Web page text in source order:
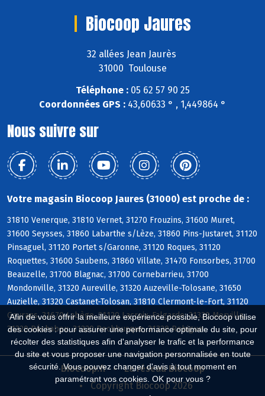
Afin de vous offrir la meilleure expérience possible, Biocoop utilise
des cookies : pour assurer une performance optimale du site, pour
récolter des statistiques afin d'analyser le trafic et la performance
du site et vous proposer une navigation personnalisée en toute
sécurité. Vous pouvez changer d'avis à tout moment en
paramétrant vos cookies. OK pour vous ?
Biocoop Jaures
32 allées Jean Jaurès
31000 Toulouse
Téléphone :05 62 57 90 25
Coordonnées GPS : 43,60633 ° , 1,449864 °
Nous suivre sur
Votre magasin Biocoop Jaures (31000) est proche de :
31810 Venerque, 31810 Vernet, 31270 Frouzins, 31600 Muret,
31600 Seysses, 31860 Labarthe s/Lèze, 31860 Pins-Justaret, 31120
Pinsaguel, 31120 Portet s/Garonne, 31120 Roques, 31120
Roquettes, 31600 Saubens, 31860 Villate, 31470 Fonsorbes, 31700
Beauzelle, 31700 Blagnac, 31700 Cornebarrieu, 31700
Mondonville, 31320 Aureville, 31320 Auzeville-Tolosane, 31650
Auzielle, 31320 Castanet-Tolosan, 31810 Clermont-le-Fort, 31120
Goyrans, 31670 Labège, 31120 Lacroix-Falgarde, 31320 Mervilla,
31320 Péchabou, 31320 Pechbusque, 31320 Rebigue
Biocoop.fr
Le réseau Biocoop
Copyright Biocoop 2026